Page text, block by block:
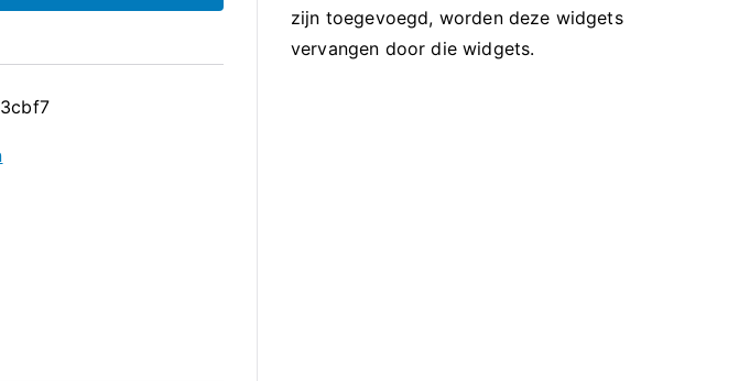
zijn toegevoegd, worden deze widgets
vervangen door die widgets.